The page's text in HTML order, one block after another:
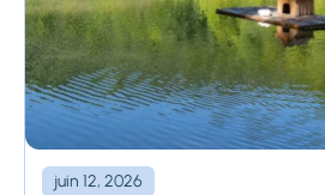
juin 12, 2026